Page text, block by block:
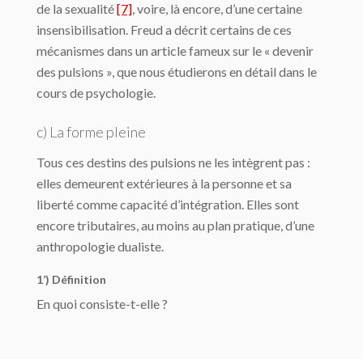
de la sexualité[7], voire, là encore, d’une certaine
insensibilisation. Freud a décrit certains de ces
mécanismes dans un article fameux sur le « devenir
des pulsions », que nous étudierons en détail dans le
cours de psychologie.
c) La forme pleine
Tous ces destins des pulsions ne les intègrent pas :
elles demeurent extérieures à la personne et sa
liberté comme capacité d’intégration. Elles sont
encore tributaires, au moins au plan pratique, d’une
anthropologie dualiste.
1’) Définition
En quoi consiste-t-elle ?